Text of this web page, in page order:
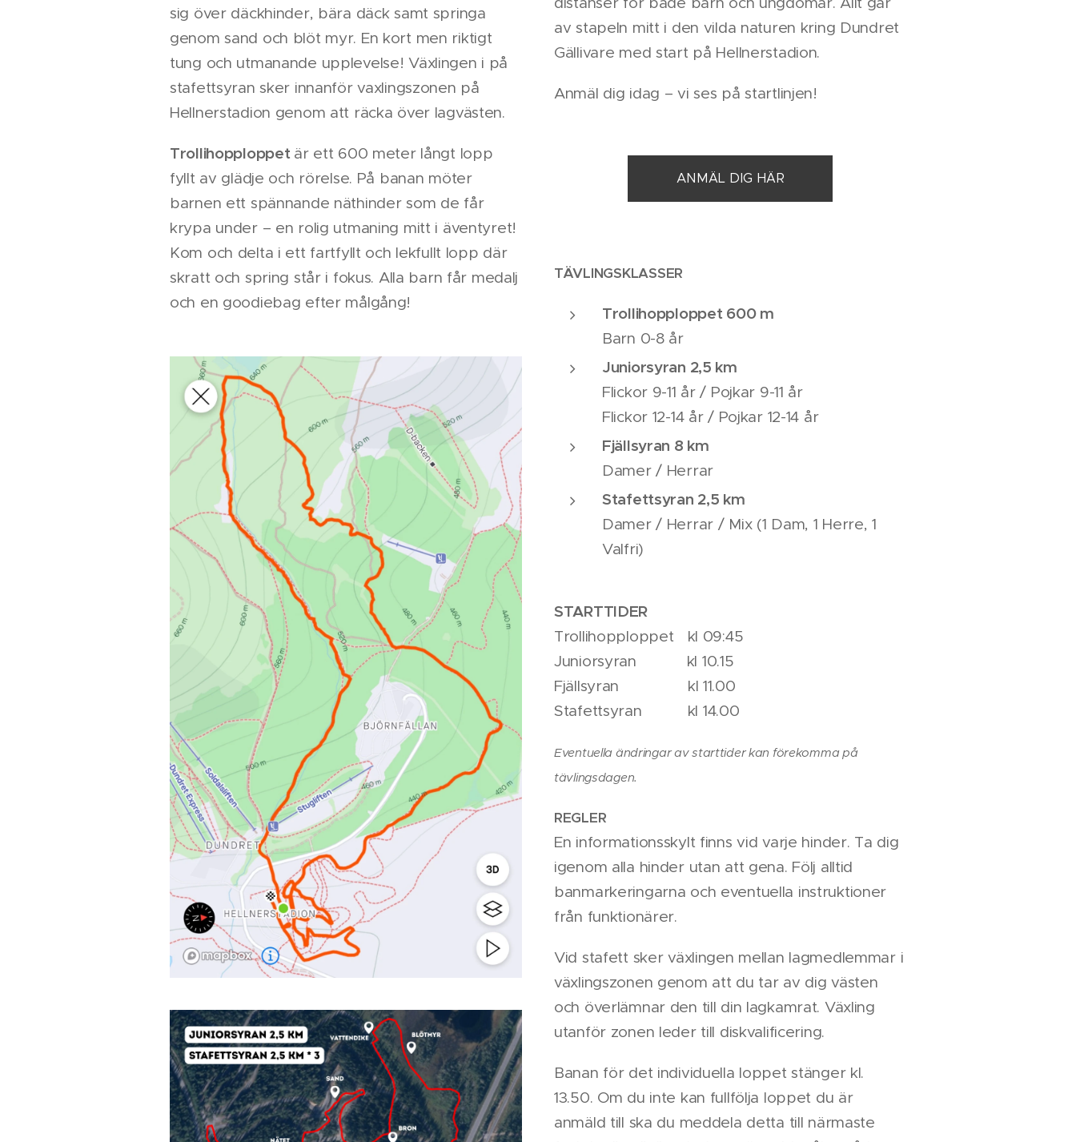
sig över däckhinder, bära däck samt springa
genom sand och blöt myr. En kort men riktigt
tung och utmanande upplevelse! Växlingen i på
stafettsyran sker innanför vaxlingszonen på
Hellnerstadion genom att räcka över lagvästen.
Trollihopploppet är ett 600 meter långt lopp
fyllt av glädje och rörelse. På banan möter
barnen ett spännande näthinder som de får
krypa under – en rolig utmaning mitt i äventyret!
Kom och delta i ett fartfyllt och lekfullt lopp där
skratt och spring står i fokus. Alla barn får medalj
och en goodiebag efter målgång!
av stapeln mitt i den vilda naturen kring Dundret
Gällivare med start på Hellnerstadion.
Anmäl dig idag – vi ses på startlinjen!
ANMÄL DIG HÄR
TÄVLINGSKLASSER
Trollihopploppet 600 m
Barn 0-8 år
Juniorsyran 2,5 km
Flickor 9-11 år / Pojkar 9-11 år
Flickor 12-14 år / Pojkar 12-14 år
Fjällsyran 8 km
Damer / Herrar
Stafettsyran 2,5 km
Damer / Herrar / Mix (1 Dam, 1 Herre, 1
Valfri)
STARTTIDER
Trollihopploppet kl 09:45
Juniorsyran kl 10.15
Fjällsyran kl 11.00
Stafettsyran kl 14.00
Eventuella ändringar av starttider kan förekomma på
tävlingsdagen.
REGLER
En informationsskylt finns vid varje hinder. Ta dig
igenom alla hinder utan att gena. Följ alltid
banmarkeringarna och eventuella instruktioner
från funktionärer.
Vid stafett sker växlingen mellan lagmedlemmar i
växlingszonen genom att du tar av dig västen
och överlämnar den till din lagkamrat. Växling
utanför zonen leder till diskvalificering.
Banan för det individuella loppet stänger kl.
13.50. Om du inte kan fullfölja loppet du är
anmäld till ska du meddela detta till närmaste